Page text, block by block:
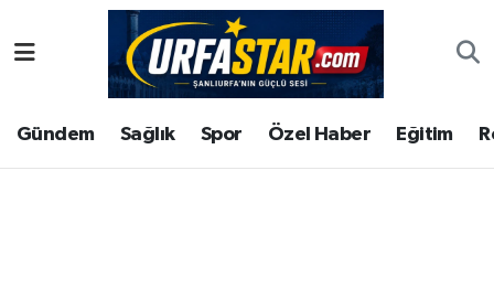
Gündem Sağlık Spor Özel Haber Eğitim
ASAYİS
ÇEVRE
Şanlıurfa Nöbetçi Eczaneler
Şanlıurfa Hava Durumu